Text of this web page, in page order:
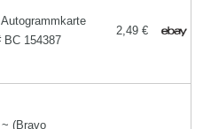
BC 154387
2,49 €
(Bravo